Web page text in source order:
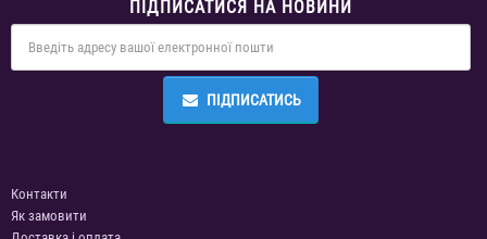
ПІДПИСАТИСЯ НА НОВИНИ
ПІДПИСАТИСЬ
Контакти
Як замовити